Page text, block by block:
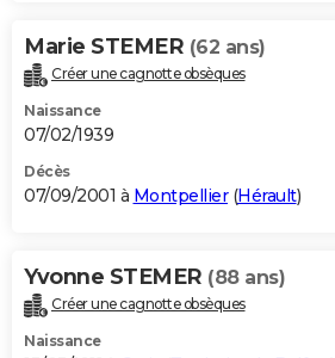
Marie STEMER (62 ans)
Créer une cagnotte obsèques
Naissance
07/02/1939
Décès
07/09/2001 à Montpellier(Hérault)
Yvonne STEMER (88 ans)
Créer une cagnotte obsèques
Naissance